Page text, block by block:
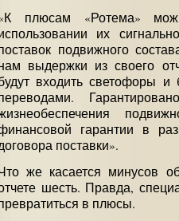
плюсам «Ротема»
их
подвижного
выдержки из своего
входить светофоры и
гарантии в
поставки».
же касается минусов
шесть. Правда,
в плюсы.